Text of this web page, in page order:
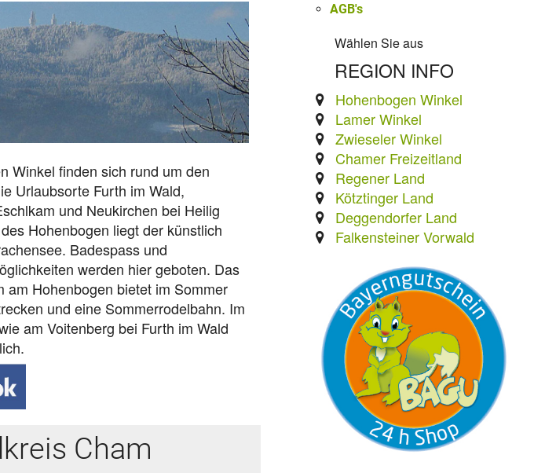
Winkel finden sich rund um den
Urlaubsorte Furth im Wald,
und Neukirchen bei Heilig
Hohenbogen liegt der künstlich
Badespass und
werden hier geboten. Das
am Hohenbogen bietet im Sommer
und eine Sommerrodelbahn. Im
am Voitenberg bei Furth im Wald
Cham
AGB's
Wählen Sie aus
REGION INFO
Hohenbogen Winkel
Lamer Winkel
Zwieseler Winkel
Chamer Freizeitland
Regener Land
Kötztinger Land
Deggendorfer Land
Falkensteiner Vorwald